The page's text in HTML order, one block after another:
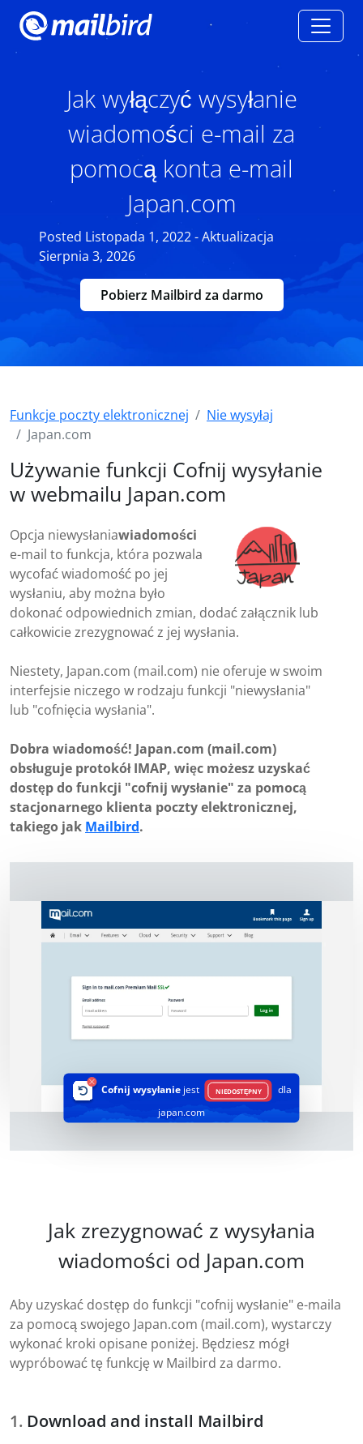
Jak wyłączyć wysyłanie
wiadomości e-mail za
pomocą konta e-mail
Japan.com
Posted Listopada 1, 2022 - Aktualizacja
Sierpnia 3, 2026
Pobierz Mailbird za darmo
Funkcje poczty elektronicznej
Nie wysyłaj
Japan.com
Używanie funkcji Cofnij wysyłanie
w webmailu Japan.com
Opcja niewysłaniawiadomości
e-mail to funkcja, która pozwala
wycofać wiadomość po jej
wysłaniu, aby można było
dokonać odpowiednich zmian, dodać załącznik lub
całkowicie zrezygnować z jej wysłania.
Niestety, Japan.com (mail.com) nie oferuje w swoim
interfejsie niczego w rodzaju funkcji "niewysłania"
lub "cofnięcia wysłania".
Dobra wiadomość! Japan.com (mail.com)
obsługuje protokół IMAP, więc możesz uzyskać
dostęp do funkcji "cofnij wysłanie" za pomocą
stacjonarnego klienta poczty elektronicznej,
takiego jak Mailbird.
Cofnij wysyłaniejest NIEDOSTĘPNY
dla
japan.com
Jak zrezygnować z wysyłania
wiadomości od Japan.com
Aby uzyskać dostęp do funkcji "cofnij wysłanie" e-maila
za pomocą swojego Japan.com (mail.com), wystarczy
wykonać kroki opisane poniżej. Będziesz mógł
wypróbować tę funkcję w Mailbird za darmo.
Download and install Mailbird